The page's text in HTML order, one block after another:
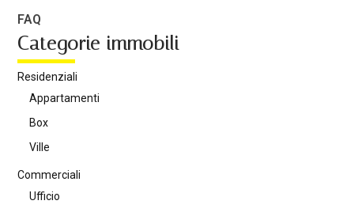
FAQ
Categorie immobili
Residenziali
Appartamenti
Box
Ville
Commerciali
Ufficio